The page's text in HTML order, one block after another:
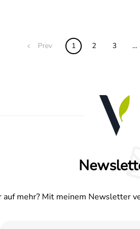
Prev 1 2 3 …
auf mehr? Mit meinem Newsletter